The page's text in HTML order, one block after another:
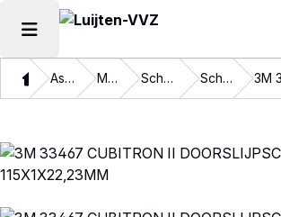
Hoofdmenu openen
ThuisAssortiment Materialen Schuurmaterialen Schuurschijven